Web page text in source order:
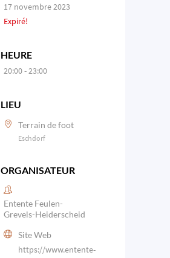
17 novembre 2023
Expiré!
HEURE
20:00 - 23:00
LIEU
Terrain de foot
Eschdorf
ORGANISATEUR
Entente Feulen-
Grevels-Heiderscheid
Site Web
https://www.entente-